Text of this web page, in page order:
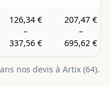
126,34 €
–
337,56 €
207,47 €
–
695,62 €
nos devis à Artix (64).